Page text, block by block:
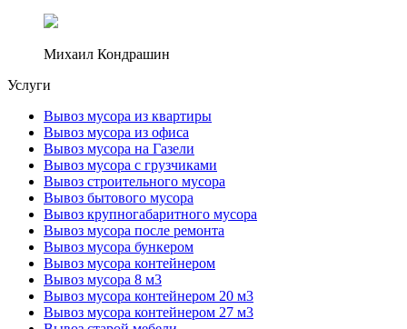
Михаил Кондрашин
Услуги
Вывоз мусора из квартиры
Вывоз мусора из офиса
Вывоз мусора на Газели
Вывоз мусора с грузчиками
Вывоз строительного мусора
Вывоз бытового мусора
Вывоз крупногабаритного мусора
Вывоз мусора после ремонта
Вывоз мусора бункером
Вывоз мусора контейнером
Вывоз мусора 8 м3
Вывоз мусора контейнером 20 м3
Вывоз мусора контейнером 27 м3